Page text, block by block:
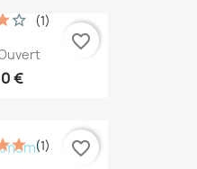
€
(1)
favorite_border
(1) favorite_border